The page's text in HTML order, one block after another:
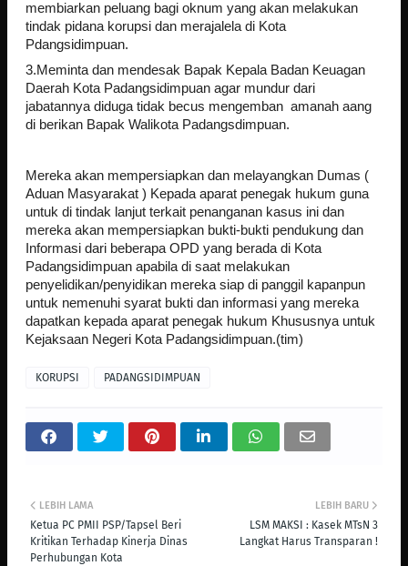
membiarkan peluang bagi oknum yang akan melakukan
tindak pidana korupsi dan merajalela di Kota
Pdangsidimpuan.
3.Meminta dan mendesak Bapak Kepala Badan Keuagan
Daerah Kota Padangsidimpuan agar mundur dari
jabatannya diduga tidak becus mengemban amanah aang
di berikan Bapak Walikota Padangsdimpuan.
Mereka akan mempersiapkan dan melayangkan Dumas (
Aduan Masyarakat ) Kepada aparat penegak hukum guna
untuk di tindak lanjut terkait penanganan kasus ini dan
mereka akan mempersiapkan bukti-bukti pendukung dan
Informasi dari beberapa OPD yang berada di Kota
Padangsidimpuan apabila di saat melakukan
penyelidikan/penyidikan mereka siap di panggil kapanpun
untuk nemenuhi syarat bukti dan informasi yang mereka
dapatkan kepada aparat penegak hukum Khususnya untuk
Kejaksaan Negeri Kota Padangsidimpuan.(tim)
KORUPSI PADANGSIDIMPUAN
LEBIH BARU
LSM MAKSI : Kasek MTsN 3
Langkat Harus Transparan !
LEBIH LAMA
Ketua PC PMII PSP/Tapsel Beri
Kritikan Terhadap Kinerja Dinas
Perhubungan Kota